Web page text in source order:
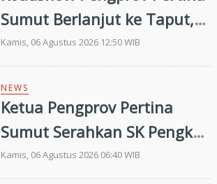
Sumut Berlanjut ke Taput,
Pengkab Siap Dukung
Pembinaan dan Targetkan
Prestasi di Porprovsu 2026
Kamis, 06 Agustus 2026 12:50 WIB
NEWS
Ketua Pengprov Pertina
Sumut Serahkan SK Pengkab
Pertina Madina Periode
Kamis, 06 Agustus 2026 06:40 WIB